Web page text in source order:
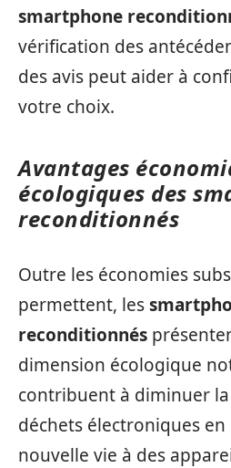
smartphone
vérification des
des avis peut aider à
votre choix.
Avantages
écologiques des
reconditionnés
Outre les économies
permettent, les
reconditionnés
dimension écologique
contribuent à diminuer
déchets électroniques
nouvelle vie à des